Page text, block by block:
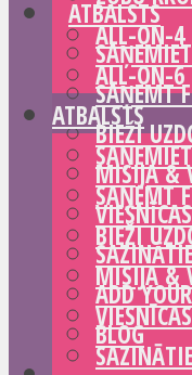
ATBALSTS
SAŅEMT
BIEŽI
MISIJA &
ADD
BLOG
ALL-ON-4
ALL-ON-6
ATBALSTS
SAŅEMT
BIEŽI
MISIJA &